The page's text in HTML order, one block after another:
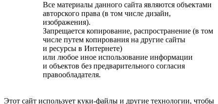
Все материалы данного сайта являются объектами
авторского права (в том числе дизайн,
изображения).
Запрещается копирование, распространение (в том
числе путем копирования на другие сайты
и ресурсы в Интернете)
или любое иное использование информации
и объектов без предварительного согласия
правообладателя.
Этот сайт использует куки-файлы и другие технологии, чтобы